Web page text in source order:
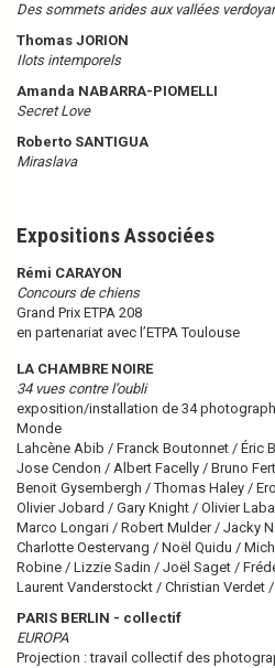
Des sommets arides aux vallées
Thomas JORION
Ilots intemporels
Amanda NABARRA-PIOMELLI
Secret Love
Roberto SANTIGUA
Miraslava
Expositions Associées
Rémi CARAYON
Concours de chiens
Grand Prix ETPA 208
en partenariat avec l’ETPA Toulouse
LA CHAMBRE NOIRE
34 vues contre l’oubli
exposition/installation de 34
Monde
Lahcène Abib / Franck Boutonnet / Éric
Jose Cendon / Albert Facelly / Bruno
Benoit Gysembergh / Thomas Haley /
Olivier Jobard / Gary Knight / Olivier
Marco Longari / Robert Mulder / Jacky
Charlotte Oestervang / Noël Quidu /
Robine / Lizzie Sadin / Joël Saget /
Laurent Vanderstockt / Christian Verdet
PARIS BERLIN - collectif
EUROPA
Projection : tra­vail col­lec­tif des